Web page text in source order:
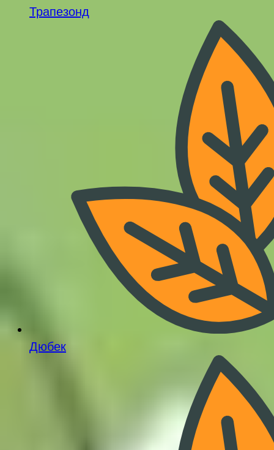
Трапезонд
Дюбек